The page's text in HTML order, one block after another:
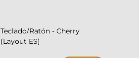
Teclado/Ratón - Cherry
(Layout ES)